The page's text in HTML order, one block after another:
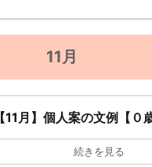
11月
【11月】個人案の文例【０
続きを見る